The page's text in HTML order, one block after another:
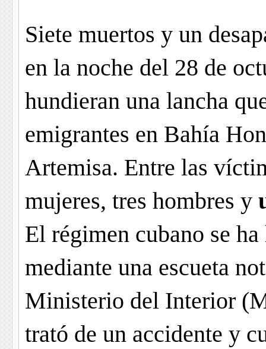
Siete muertos y un
en la noche del 28 de
hundieran una lancha
emigrantes en Bahía
Artemisa. Entre las
mujeres, tres hombres y
El régimen cubano se
mediante una escueta
Ministerio del Interior
trató de un accidente y